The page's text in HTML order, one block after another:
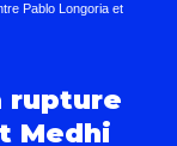
Pablo Longoria et
rupture
Medhi